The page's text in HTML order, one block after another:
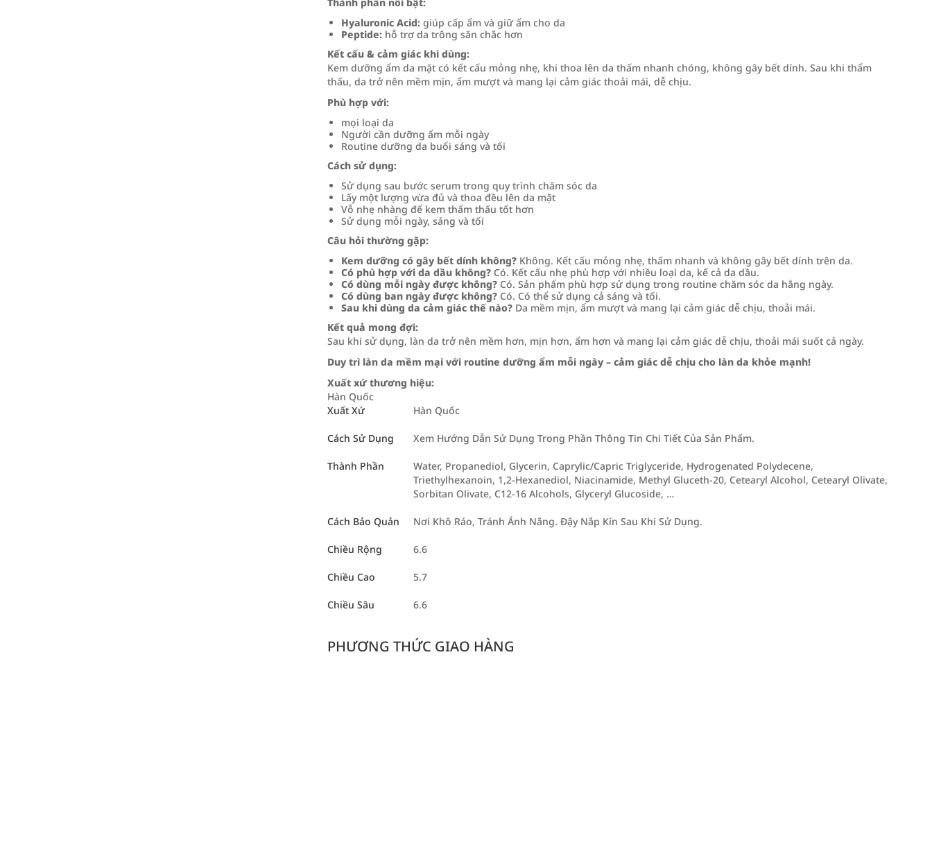
Hyaluronic Acid: giúp cấp ẩm và giữ ẩm cho da
Peptide: hỗ trợ da trông săn chắc hơn
Kết cấu & cảm giác khi dùng:
Kem dưỡng ẩm da mặt có kết cấu mỏng nhẹ, khi thoa lên da thấm nhanh chóng, không gây bết dính. Sau khi thẩm
thấu, da trở nên mềm mịn, ẩm mượt và mang lại cảm giác thoải mái, dễ chịu.
Phù hợp với:
mọi loại da
Người cần dưỡng ẩm mỗi ngày
Routine dưỡng da buổi sáng và tối
Cách sử dụng:
Sử dụng sau bước serum trong quy trình chăm sóc da
Lấy một lượng vừa đủ và thoa đều lên da mặt
Vỗ nhẹ nhàng để kem thẩm thấu tốt hơn
Sử dụng mỗi ngày, sáng và tối
Câu hỏi thường gặp:
Kem dưỡng có gây bết dính không? Không. Kết cấu mỏng nhẹ, thấm nhanh và không gây bết dính trên da.
Có phù hợp với da dầu không? Có. Kết cấu nhẹ phù hợp với nhiều loại da, kể cả da dầu.
Có dùng mỗi ngày được không? Có. Sản phẩm phù hợp sử dụng trong routine chăm sóc da hằng ngày.
Có dùng ban ngày được không? Có. Có thể sử dụng cả sáng và tối.
Sau khi dùng da cảm giác thế nào? Da mềm mịn, ẩm mượt và mang lại cảm giác dễ chịu, thoải mái.
Kết quả mong đợi:
Sau khi sử dụng, làn da trở nên mềm hơn, mịn hơn, ẩm hơn và mang lại cảm giác dễ chịu, thoải mái suốt cả ngày.
Duy trì làn da mềm mại với routine dưỡng ẩm mỗi ngày – cảm giác dễ chịu cho làn da khỏe mạnh!
Xuất xứ thương hiệu:
Hàn Quốc
Xuất Xứ
Hàn Quốc
Cách Sử Dụng Xem Hướng Dẫn Sử Dụng Trong Phần Thông Tin Chi Tiết Của Sản Phẩm.
Thành Phần
Water, Propanediol, Glycerin, Caprylic/Capric Triglyceride, Hydrogenated Polydecene,
Triethylhexanoin, 1,2-Hexanediol, Niacinamide, Methyl Gluceth-20, Cetearyl Alcohol, Cetearyl Olivate,
Sorbitan Olivate, C12-16 Alcohols, Glyceryl Glucoside, …
Cách Bảo Quản Nơi Khô Ráo, Tránh Ánh Nắng. Đậy Nắp Kín Sau Khi Sử Dụng.
Chiều Rộng 6.6
Chiều Cao 5.7
Chiều Sâu 6.6
PHƯƠNG THỨC GIAO HÀNG